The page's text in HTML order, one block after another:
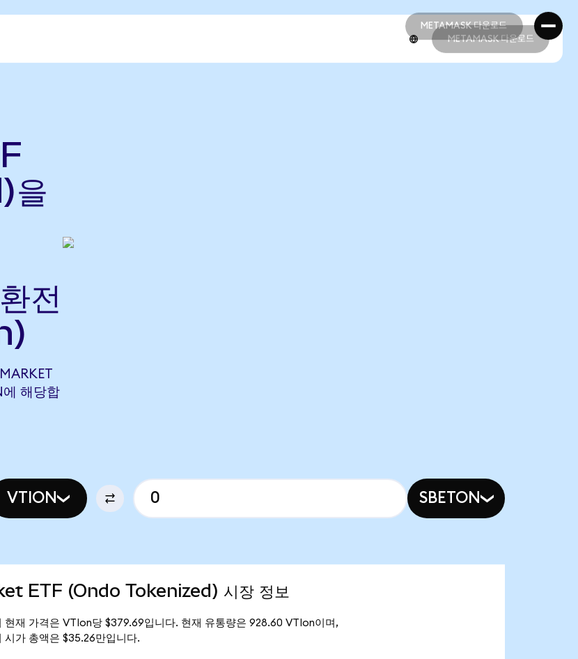
METAMASK 다운로드
METAMASK 다운로드
METAMASK 다운로드
을
전
에 해당합
VTION SBETON
ETF (Ondo Tokenized) 시장 정보
재 가격은 VTIon당 $379.69입니다. 현재 유통량은 928.60 VTIon이며,
가 총액은 $35.26만입니다.